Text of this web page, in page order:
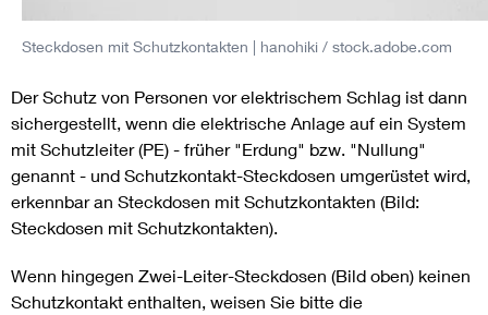
Steckdosen mit Schutzkontakten | hanohiki / stock.adobe.com
Der Schutz von Personen vor elektrischem Schlag ist dann
sichergestellt, wenn die elektrische Anlage auf ein System
mit Schutzleiter (PE) - früher "Erdung" bzw. "Nullung"
genannt - und Schutzkontakt-Steckdosen umgerüstet wird,
erkennbar an Steckdosen mit Schutzkontakten (Bild:
Steckdosen mit Schutzkontakten).
Wenn hingegen Zwei-Leiter-Steckdosen (Bild oben) keinen
Schutzkontakt enthalten, weisen Sie bitte die